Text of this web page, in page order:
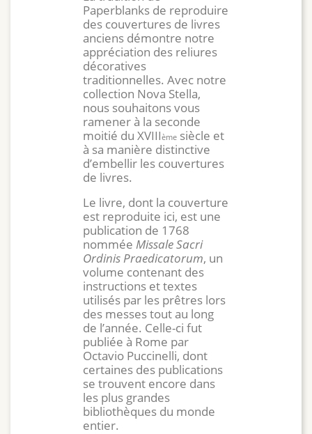
Paperblanks de reproduire
des couvertures de livres
anciens démontre notre
appréciation des reliures
décoratives
traditionnelles. Avec notre
collection Nova Stella,
nous souhaitons vous
ramener à la seconde
moitié du XVIIIèmesiècle et
à sa manière distinctive
d’embellir les couvertures
de livres.
Le livre, dont la couverture
est reproduite ici, est une
publication de 1768
nommée Missale Sacri
Ordinis Praedicatorum, un
volume contenant des
instructions et textes
utilisés par les prêtres lors
des messes tout au long
de l’année. Celle-ci fut
publiée à Rome par
Octavio Puccinelli, dont
certaines des publications
se trouvent encore dans
les plus grandes
bibliothèques du monde
entier.